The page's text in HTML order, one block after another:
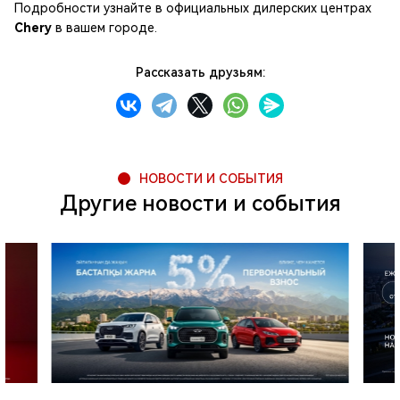
Подробности узнайте в официальных дилерских центрах
Chery в вашем городе.
Рассказать друзьям:
НОВОСТИ И СОБЫТИЯ
Другие новости и события